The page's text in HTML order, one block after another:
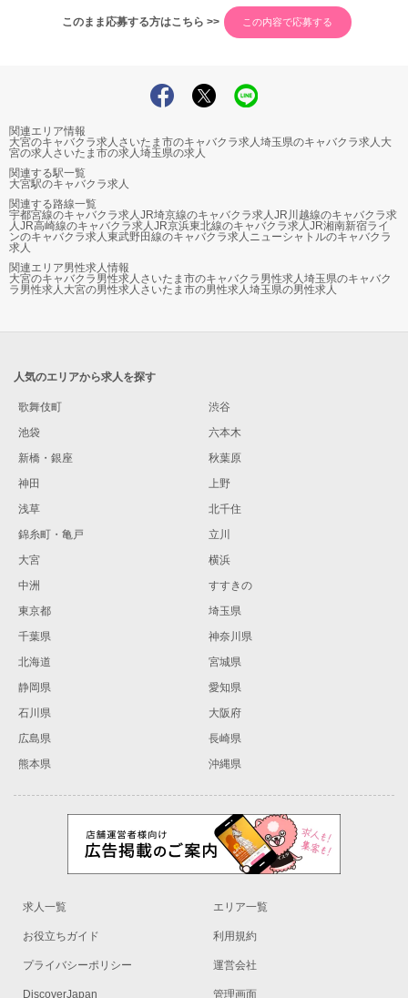
このまま応募する方はこちら >>
関連エリア情報
大宮のキャバクラ求人 さいたま市のキャバクラ求人埼玉県のキャバクラ求人 大
宮の求人 さいたま市の求人埼玉県の求人
関連する駅一覧
大宮駅のキャバクラ求人
関連する路線一覧
宇都宮線のキャバクラ求人JR埼京線のキャバクラ求人JR川越線のキャバクラ求
人JR高崎線のキャバクラ求人JR京浜東北線のキャバクラ求人JR湘南新宿ライ
ンのキャバクラ求人東武野田線のキャバクラ求人 ニューシャトルのキャバクラ
求人
関連エリア男性求人情報
大宮のキャバクラ男性求人 さいたま市のキャバクラ男性求人埼玉県のキャバク
ラ男性求人 大宮の男性求人 さいたま市の男性求人埼玉県の男性求人
人気のエリアから求人を探す
歌舞伎町
渋谷
池袋
六本木
新橋・銀座
秋葉原
神田
上野
浅草
北千住
錦糸町・亀戸
立川
大宮
横浜
中洲
すすきの
東京都
埼玉県
千葉県
神奈川県
北海道
宮城県
静岡県
愛知県
石川県
大阪府
広島県
長崎県
熊本県
沖縄県
求人一覧 エリア一覧
お役立ちガイド 利用規約
プライバシーポリシー 運営会社
DiscoverJapan 管理画面